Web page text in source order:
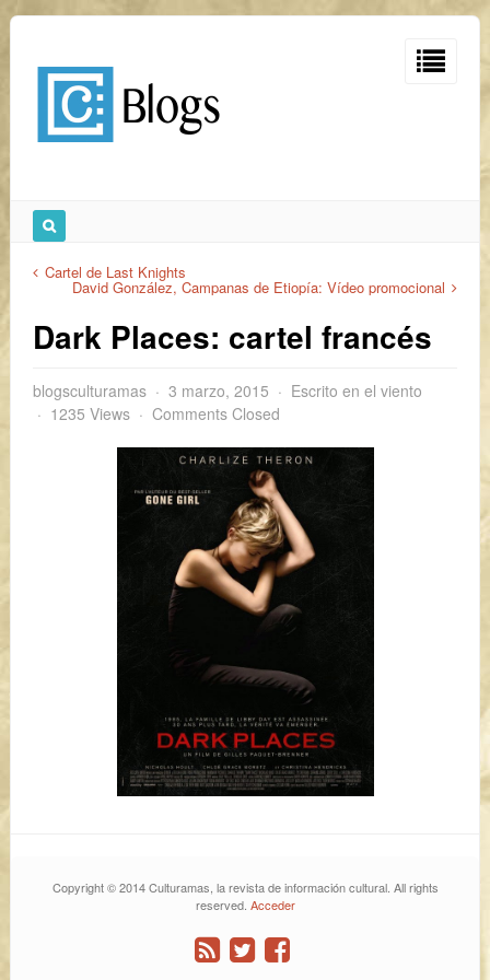
Cartel de Last Knights
David González, Campanas de Etiopía: Vídeo promocional
Dark Places: cartel francés
blogsculturamas 3 marzo, 2015
Escrito en el viento
1235 Views
Comments Closed
Copyright © 2014 Culturamas, la revista de información cultural. All rights
reserved. Acceder